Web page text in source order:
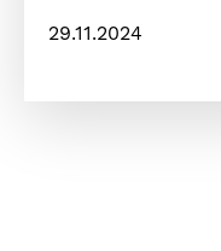
29.11.2024